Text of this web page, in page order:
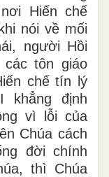
Hiến chế
nói về mối
người Hồi
tôn giáo
chế tín lý
khẳng định
vì lỗi của
Chúa cách
đời chính
thì Chúa